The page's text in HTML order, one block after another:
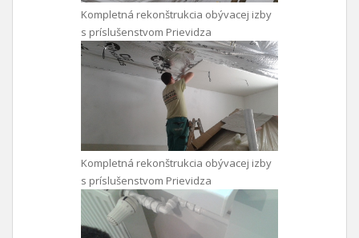
Kompletná rekonštrukcia obývacej izby
s príslušenstvom Prievidza
Kompletná rekonštrukcia obývacej izby
s príslušenstvom Prievidza